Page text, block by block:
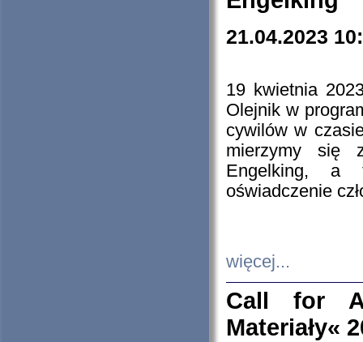
21.04.2023
19 kwietnia
Olejnik w
cywilów w
mierzymy się
Engelking, a
oświadczenie
więcej...
Call for
Materiały«